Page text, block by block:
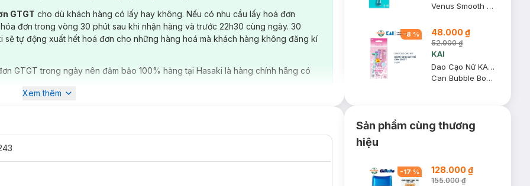
GTGT cho dù khách hàng có lấy hay không. Nếu có nhu cầu lấy hoá đơn
đơn trong vòng 30 phút sau khi nhận hàng và trước 22h30 cùng ngày. 30
sẽ tự động xuất hết hoá đơn cho những hàng hoá mà khách hàng không đăng kí
GTGT trong ngày nên đảm bảo 100% hàng tại Hasaki là hàng chính hãng có
Xem thêm
Venus Smooth 2UP
-8 % 48.000 ₫
52.000 ₫
KAI
Dao Cạo Nữ KAI Dành Cho Cơ Thể Cán Chữ T (3 Cây)
Can Bubble Body Razor T Type - 3pcs
Sản phẩm cùng thương
hiệu
-17 % 128.000 ₫
155.000 ₫